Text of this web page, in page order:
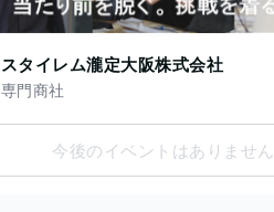
スタイレム瀧定大阪株式会社
専門商社
今後のイベントはありません